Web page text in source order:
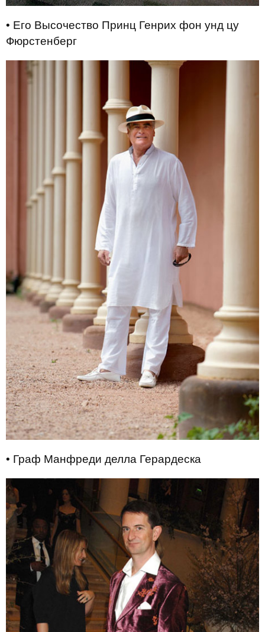
• Его Высочество Принц Генрих фон унд цу
Фюрстенберг
• Граф Манфреди делла Герардеска